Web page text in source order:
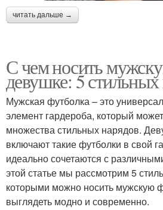
читать дальше →
С чем носить
девушке: 5 стильных
Мужская футболка – это
элемент гардероба, который
множества стильных нарядов.
включают такие футболки в свой
идеально сочетаются с
этой статье мы рассмотрим 5
которыми можно носить мужскую
выглядеть модно и современно.